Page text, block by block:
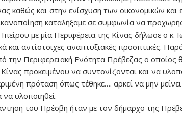
καθώς και στην ενίσχυση των οικονομικών και
καταλήξαμε σε συμφωνία να
με μία Περιφέρεια της Κίνας δήλωσε ο κ.
και αντίστοιχες αναπτυξιακές προοπτικές.
την Περιφερειακή Ενότητα Πρέβεζας ο οποίος
προκειμένου να συντονίζονται και να
πρόταση όπως τέθηκε…. αρκεί να μην
να υλοποιηθεί.
του Πρέσβη ήταν με τον δήμαρχο της